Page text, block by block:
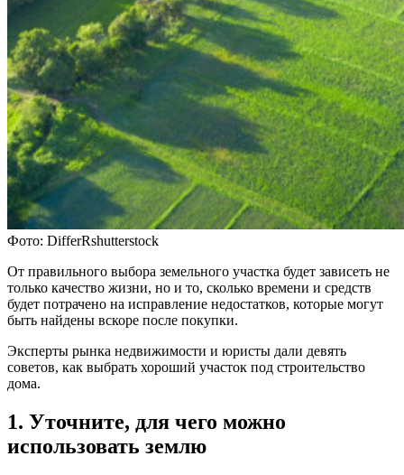
Фото: DifferRshutterstock
От правильного выбора земельного участка будет зависеть не
только качество жизни, но и то, сколько времени и средств
будет потрачено на исправление недостатков, которые могут
быть найдены вскоре после покупки.
Эксперты рынка недвижимости и юристы дали девять
советов, как выбрать хороший участок под строительство
дома.
1. Уточните, для чего можно
использовать землю